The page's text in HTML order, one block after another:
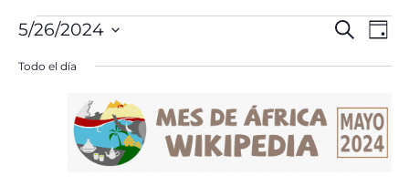
Eventos
mayo
2024
vistas
de
Buscar
de
Día
5/26/2024
la
Todo el día